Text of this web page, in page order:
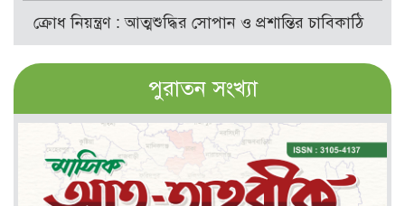
ক্রোধ নিয়ন্ত্রণ : আত্মশুদ্ধির সোপান ও প্রশান্তির চাবিকাঠি
পুরাতন সংখ্যা